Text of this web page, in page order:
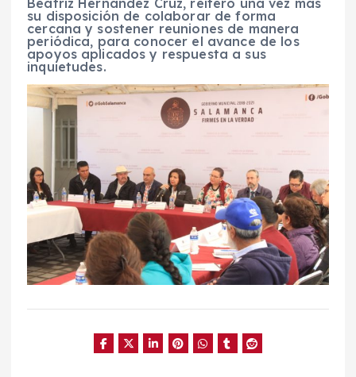
su disposición de colaborar de forma
cercana y sostener reuniones de manera
periódica, para conocer el avance de los
apoyos aplicados y respuesta a sus
inquietudes.